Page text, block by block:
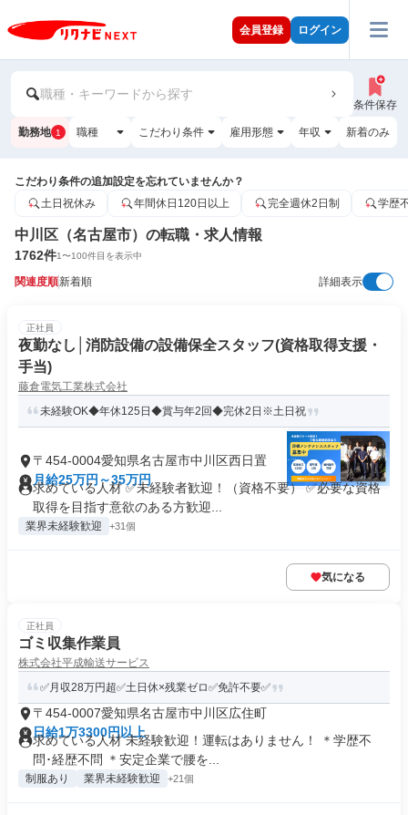
会員登録 ログイン
職種・キーワードから探す
条件保存
勤務地 1 職種 こだわり条件 雇用形態 年収 新着のみ
こだわり条件の追加設定を忘れていませんか？
土日祝休み
年間休日120日以上 完全週休2日制 学歴
中川区（名古屋市）の転職・求人情報
1762件1〜100件目を表示中
関連度順新着順 詳細表示
正社員
夜勤なし│消防設備の設備保全スタッフ(資格取得支援・
手当)
藤倉電気工業株式会社
未経験OK◆年休125日◆賞与年2回◆完休2日※土日祝
〒454-0004愛知県名古屋市中川区西日置
月給25万円～35万円
求めている人材 ✅未経験者歓迎！（資格不要） ✅必要な資格
取得を目指す意欲のある方歓迎...
業界未経験歓迎 +31個
気になる
正社員
ゴミ収集作業員
株式会社平成輸送サービス
✅月収28万円超✅土日休×残業ゼロ✅免許不要✅
〒454-0007愛知県名古屋市中川区広住町
日給1万3300円以上
求めている人材 未経験歓迎！運転はありません！ ＊学歴不
問･経歴不問 ＊安定企業で腰を...
制服あり 業界未経験歓迎 +21個